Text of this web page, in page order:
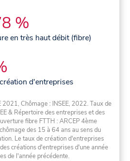
%
en très haut débit (fibre)
d'entreprises
2021, Chômage : INSEE, 2022. Taux de
& Répertoire des entreprises et des
fibre FTTH : ARCEP 4ème
des 15 à 64 ans au sens du
Le taux de création d'entreprises
créations d'entreprises d'une année
de l'année précédente.